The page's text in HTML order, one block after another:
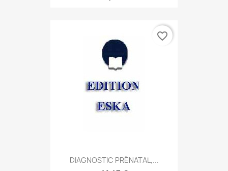
DIAGNOSTIC PRÉNATAL,...
favorite_border